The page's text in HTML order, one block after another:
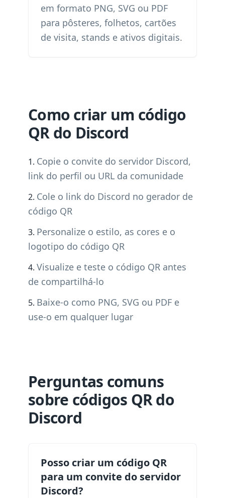
em formato PNG, SVG ou PDF
para pôsteres, folhetos, cartões
de visita, stands e ativos digitais.
Como criar um código
QR do Discord
Copie o convite do servidor Discord,
link do perfil ou URL da comunidade
Cole o link do Discord no gerador de
código QR
Personalize o estilo, as cores e o
logotipo do código QR
Visualize e teste o código QR antes
de compartilhá-lo
Baixe-o como PNG, SVG ou PDF e
use-o em qualquer lugar
Perguntas comuns
sobre códigos QR do
Discord
Posso criar um código QR
para um convite do servidor
Discord?